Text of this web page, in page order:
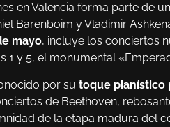
en Valencia forma parte de
Barenboim y Vladimir
mayo, incluye los conciertos
1 y 5, el monumental
por su toque pianístico
de Beethoven,
de la etapa madura del